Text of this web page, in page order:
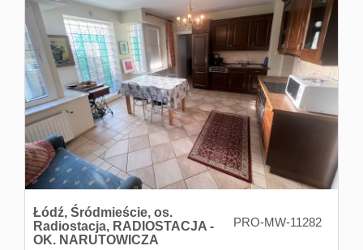
Łódź, Śródmieście, os.
Radiostacja, RADIOSTACJA -
OK. NARUTOWICZA
PRO-MW-11282